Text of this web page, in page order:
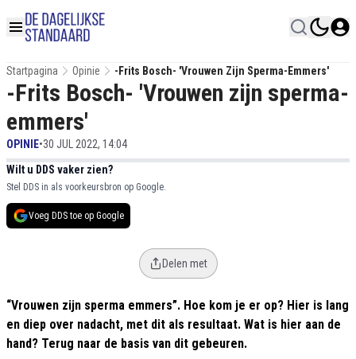
Startpagina Opinie -Frits Bosch- 'Vrouwen Zijn Sperma-Emmers'
-Frits Bosch- 'Vrouwen zijn sperma-
emmers'
OPINIE•30 JUL 2022, 14:04
Wilt u DDS vaker zien?
Stel DDS in als voorkeursbron op Google.
Voeg DDS toe op Google
Delen met
“Vrouwen zijn sperma emmers”. Hoe kom je er op? Hier is lang
en diep over nadacht, met dit als resultaat. Wat is hier aan de
hand? Terug naar de basis van dit gebeuren.